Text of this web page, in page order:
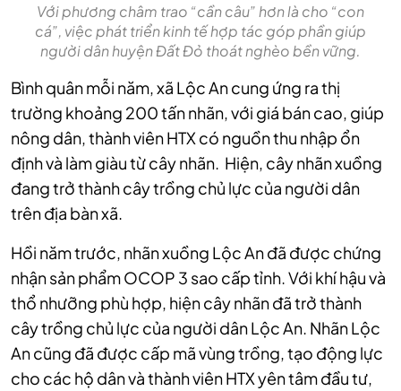
Với phương châm trao “cần câu” hơn là cho “con
cá”, việc phát triển kinh tế hợp tác góp phần giúp
người dân huyện Đất Đỏ thoát nghèo bền vững.
Bình quân mỗi năm, xã Lộc An cung ứng ra thị
trường khoảng 200 tấn nhãn, với giá bán cao, giúp
nông dân, thành viên HTX có nguồn thu nhập ổn
định và làm giàu từ cây nhãn. Hiện, cây nhãn xuồng
đang trở thành cây trồng chủ lực của người dân
trên địa bàn xã.
Hồi năm trước, nhãn xuồng Lộc An đã được chứng
nhận sản phẩm OCOP 3 sao cấp tỉnh. Với khí hậu và
thổ nhưỡng phù hợp, hiện cây nhãn đã trở thành
cây trồng chủ lực của người dân Lộc An. Nhãn Lộc
An cũng đã được cấp mã vùng trồng, tạo động lực
cho các hộ dân và thành viên HTX yên tâm đầu tư,